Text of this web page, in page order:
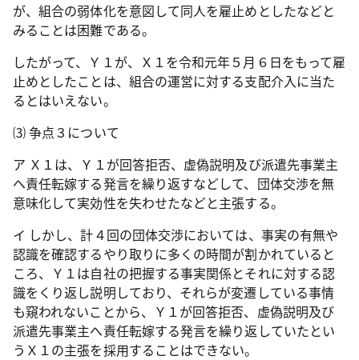
が、組合の弱体化を意図して同人を雇止めとしたなどと
みることは困難である。
したがって、Ｙ１が、Ｘ１を令和元年５月６日をもって雇
止めとしたことは、組合の運営に対する支配介入に当た
るとはいえない。
⑶ 争点３について
ア Ｘ１は、Ｙ１が回答拒否、虚偽説明及び派遣先事業主
へ責任転嫁する発言を繰り返すなどして、団体交渉を無
意味化して実効性を失わせたなどと主張する。
イ しかし、計４回の団体交渉においては、事実の有無や
認識を確認するやり取りに多くの時間が割かれていると
ころ、Ｙ１は自社の把握する事実関係とそれに対する認
識をくり返し説明しており、それらが変遷している事情
も窺われないことから、Ｙ１が回答拒否、虚偽説明及び
派遣先事業主へ責任転嫁する発言を繰り返していたとい
うＸ１の主張を採用することはできない。